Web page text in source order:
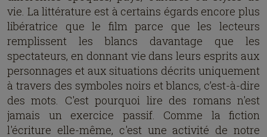
vie. La littérature est à certains égards encore plus
libératrice que le film parce que les lecteurs
remplissent les blancs davantage que les
spectateurs, en donnant vie dans leurs esprits aux
personnages et aux situations décrits uniquement
à travers des symboles noirs et blancs, c’est-à-dire
des mots. C'est pourquoi lire des romans n'est
jamais un exercice passif. Comme la fiction
l'écriture elle-même, c'est une activité de notre